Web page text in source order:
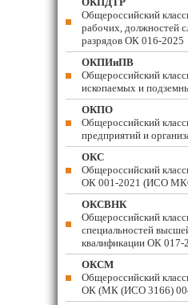
Общероссийский
рабочих, должностей
разрядов ОК 016-2025
ОКПИиПВ
Общероссийский
ископаемых и
ОКПО
Общероссийский
предприятий и
ОКС
Общероссийский
ОК 001-2021 (ИСО
ОКСВНК
Общероссийский
специальностей
квалификации ОК 017-
ОКСМ
Общероссийский
ОК (МК (ИСО 3166)